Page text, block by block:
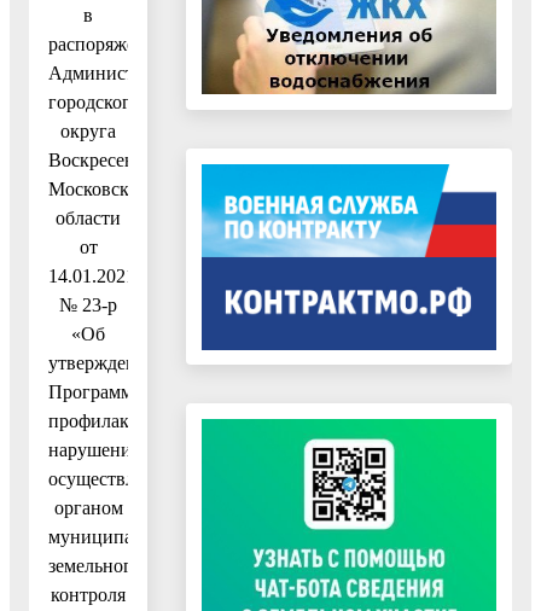
в
распоряжение
Администрации
городского
округа
Воскресенск
Московской
области
от
14.01.2021
№ 23-р
«Об
утверждении
Программы
профилактики
нарушений,
осуществляемой
органом
муниципального
земельного
контроля